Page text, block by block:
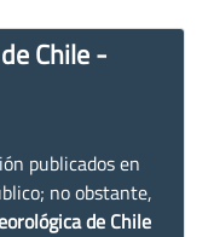
Chile -
publicados en
no obstante,
de Chile